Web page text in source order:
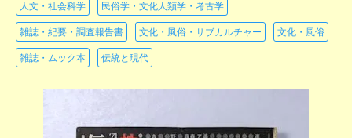
人文・社会科学 民俗学・文化人類学・考古学
雑誌・紀要・調査報告書 文化・風俗・サブカルチャー 文化・風俗
雑誌・ムック本 伝統と現代